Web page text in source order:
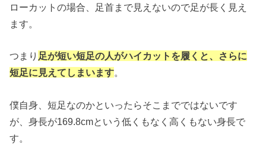
ローカットの場合、足首まで見えないので足が長く見え
ます。
つまり 足が短い短足の人がハイカットを履くと、さらに
短足に見えてしまいます。
僕自身、短足なのかといったらそこまでではないです
が、身長が169.8cmという低くもなく高くもない身長で
す。